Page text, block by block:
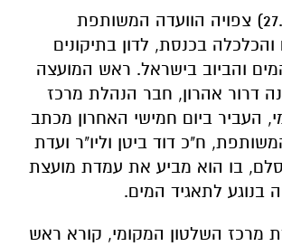
מחר (שני 27.11.17) צפויה הוועדה המשותפת
והכלכלה בכנסת, לדון בתיקונים
והביוב בישראל. ראש המועצה
דרור אהרון, חבר הנהלת מרכז
העביר ביום חמישי האחרון מכתב
ח"כ דוד ביטן וליו"ר ועדת
בו הוא מביע את עמדת מועצת
בנוגע לתאגיד המים.
מרכז השלטון המקומי, קורא ראש